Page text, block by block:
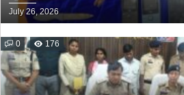
किया गिरफ्तार
July 26, 2026
0 176